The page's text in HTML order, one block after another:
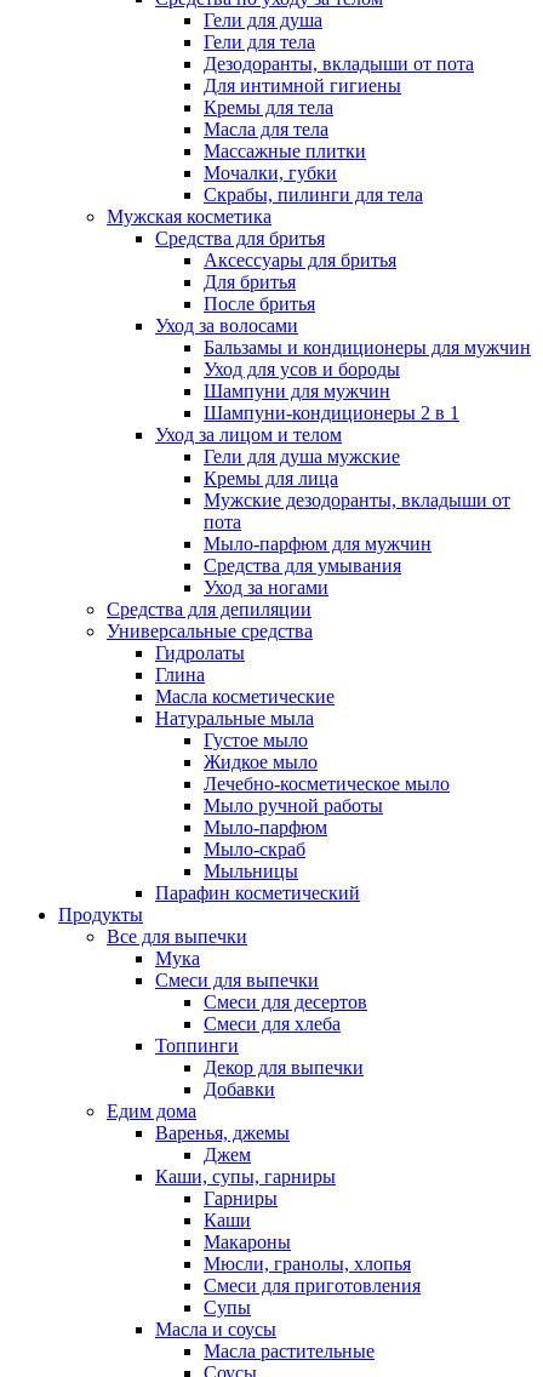
Гели для душа
Гели для тела
Дезодоранты, вкладыши от пота
Для интимной гигиены
Кремы для тела
Масла для тела
Массажные плитки
Мочалки, губки
Скрабы, пилинги для тела
Мужская косметика
Средства для бритья
Аксессуары для бритья
Для бритья
После бритья
Уход за волосами
Бальзамы и кондиционеры для мужчин
Уход для усов и бороды
Шампуни для мужчин
Шампуни-кондиционеры 2 в 1
Уход за лицом и телом
Гели для душа мужские
Кремы для лица
Мужские дезодоранты, вкладыши от
пота
Мыло-парфюм для мужчин
Средства для умывания
Уход за ногами
Средства для депиляции
Универсальные средства
Гидролаты
Глина
Масла косметические
Натуральные мыла
Густое мыло
Жидкое мыло
Лечебно-косметическое мыло
Мыло ручной работы
Мыло-парфюм
Мыло-скраб
Мыльницы
Парафин косметический
Продукты
Все для выпечки
Мука
Смеси для выпечки
Смеси для десертов
Смеси для хлеба
Топпинги
Декор для выпечки
Добавки
Едим дома
Варенья, джемы
Джем
Каши, супы, гарниры
Гарниры
Каши
Макароны
Мюсли, гранолы, хлопья
Смеси для приготовления
Супы
Масла и соусы
Масла растительные
Соусы